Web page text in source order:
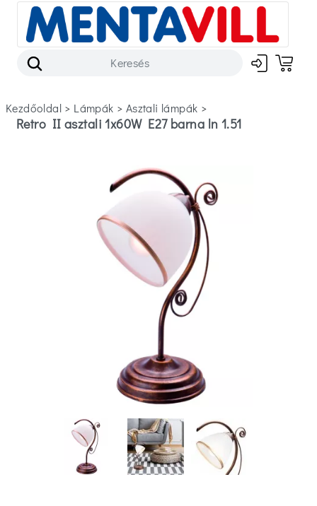
Kezdőoldal > lámpák > asztali lámpák >
Retro II asztali 1x60W E27 barna ln 1.51